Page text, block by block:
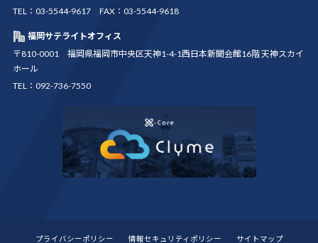
TEL：03-5544-9617 FAX：03-5544-9618
福岡サテライトオフィス
〒810-0001 福岡県福岡市中央区天神1-4-1西日本新聞会館16階 天神スカイ
ホール
TEL：092-736-7550
プライバシーポリシー 情報セキュリティポリシー サイトマップ